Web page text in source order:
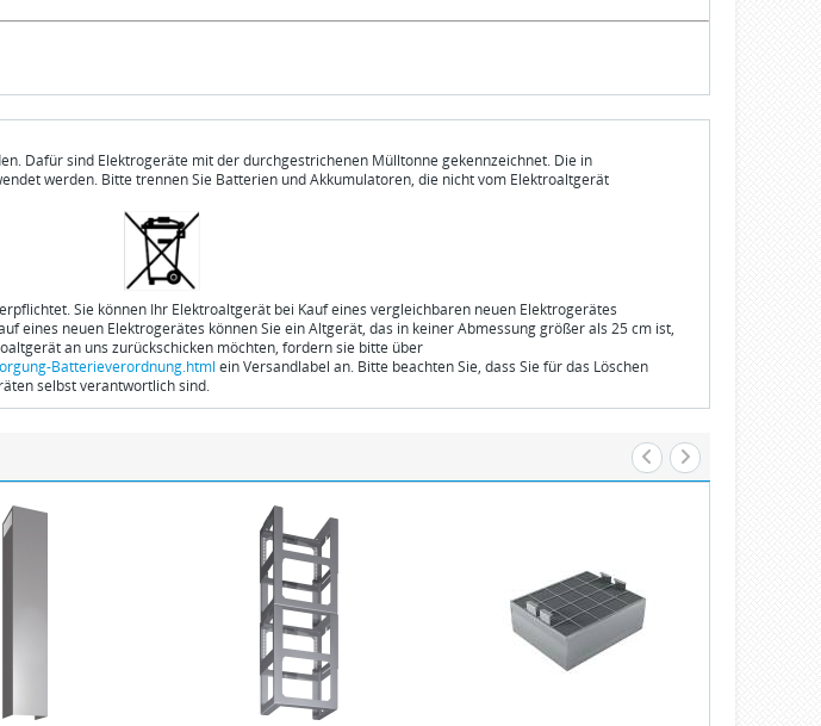
Dafür sind Elektrogeräte mit der durchgestrichenen Mülltonne gekennzeichnet. Die in
werden. Bitte trennen Sie Batterien und Akkumulatoren, die nicht vom Elektroaltgerät
Sie können Ihr Elektroaltgerät bei Kauf eines vergleichbaren neuen Elektrogerätes
eines neuen Elektrogerätes können Sie ein Altgerät, das in keiner Abmessung größer als 25 cm ist,
an uns zurückschicken möchten, fordern sie bitte über
Batterieverordnung.html ein Versandlabel an. Bitte beachten Sie, dass Sie für das Löschen
selbst verantwortlich sind.